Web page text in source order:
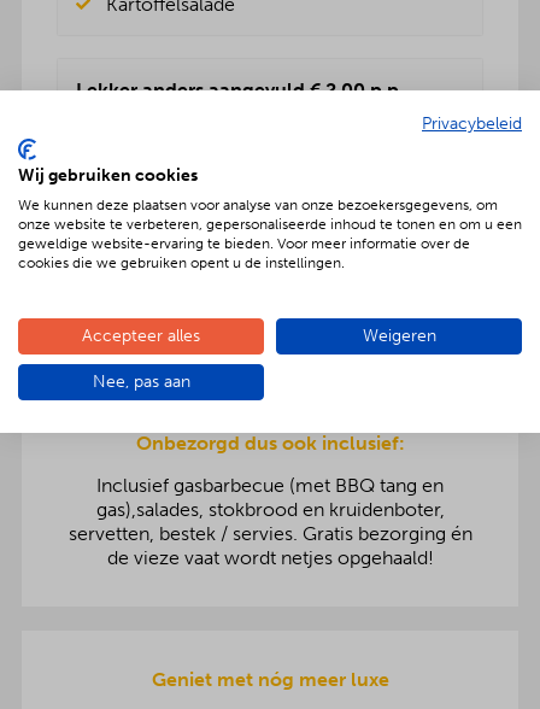
Lekker anders aangevuld € 2,00 p.p.
BBQenzo salade
Pasta salade
Kartoffelsalade
Rauwkost salade
Onbezorgd dus ook inclusief:
Inclusief gasbarbecue (met BBQ tang en
gas),salades, stokbrood en kruidenboter,
servetten, bestek / servies. Gratis bezorging én
de vieze vaat wordt netjes opgehaald!
Geniet met nóg meer luxe
Privacybeleid
Wij gebruiken cookies
We kunnen deze plaatsen voor analyse van onze bezoekersgegevens, om
onze website te verbeteren, gepersonaliseerde inhoud te tonen en om u een
geweldige website-ervaring te bieden. Voor meer informatie over de
cookies die we gebruiken opent u de instellingen.
Accepteer alles Weigeren
Nee, pas aan